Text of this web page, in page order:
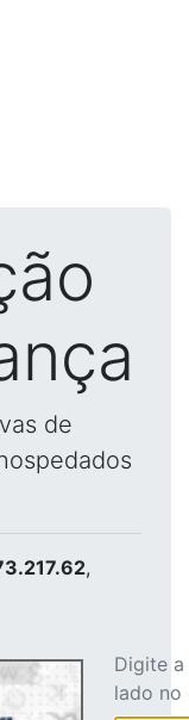
de
,
Digite
lado no